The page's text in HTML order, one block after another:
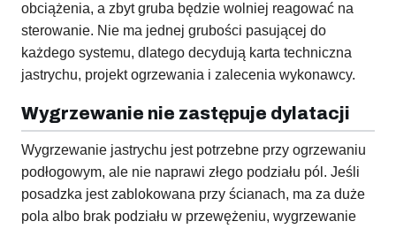
obciążenia, a zbyt gruba będzie wolniej reagować na
sterowanie. Nie ma jednej grubości pasującej do
każdego systemu, dlatego decydują karta techniczna
jastrychu, projekt ogrzewania i zalecenia wykonawcy.
Wygrzewanie nie zastępuje dylatacji
Wygrzewanie jastrychu jest potrzebne przy ogrzewaniu
podłogowym, ale nie naprawi złego podziału pól. Jeśli
posadzka jest zablokowana przy ścianach, ma za duże
pola albo brak podziału w przewężeniu, wygrzewanie